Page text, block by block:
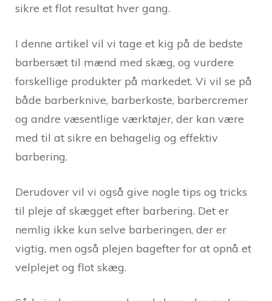
sikre et flot resultat hver gang.
I denne artikel vil vi tage et kig på de bedste
barbersæt til mænd med skæg, og vurdere
forskellige produkter på markedet. Vi vil se på
både barberknive, barberkoste, barbercremer
og andre væsentlige værktøjer, der kan være
med til at sikre en behagelig og effektiv
barbering.
Derudover vil vi også give nogle tips og tricks
til pleje af skægget efter barbering. Det er
nemlig ikke kun selve barberingen, der er
vigtig, men også plejen bagefter for at opnå et
velplejet og flot skæg.